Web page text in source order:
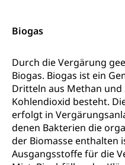
Biogas
Durch die Vergärung
Biogas. Biogas ist ein
Dritteln aus Methan
Kohlendioxid besteht.
erfolgt in
denen Bakterien die
der Biomasse enthalten
Ausgangsstoffe für die
Preisüberwachung,
internationale
Cassis-deDijon-Prinzip
Krankenversicherung
Unfallversicherung,
Krankheit, Unfall,
Krankenkasse